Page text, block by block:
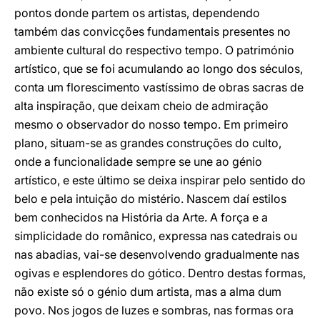
pontos donde partem os artistas, dependendo
também das convicções fundamentais presentes no
ambiente cultural do respectivo tempo. O património
artístico, que se foi acumulando ao longo dos séculos,
conta um florescimento vastíssimo de obras sacras de
alta inspiração, que deixam cheio de admiração
mesmo o observador do nosso tempo. Em primeiro
plano, situam-se as grandes construções do culto,
onde a funcionalidade sempre se une ao génio
artístico, e este último se deixa inspirar pelo sentido do
belo e pela intuição do mistério. Nascem daí estilos
bem conhecidos na História da Arte. A força e a
simplicidade do românico, expressa nas catedrais ou
nas abadias, vai-se desenvolvendo gradualmente nas
ogivas e esplendores do gótico. Dentro destas formas,
não existe só o génio dum artista, mas a alma dum
povo. Nos jogos de luzes e sombras, nas formas ora